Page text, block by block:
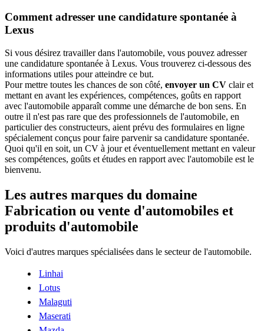
Comment adresser une candidature spontanée à
Lexus
Si vous désirez travailler dans l'automobile, vous pouvez adresser
une candidature spontanée à Lexus. Vous trouverez ci-dessous des
informations utiles pour atteindre ce but.
Pour mettre toutes les chances de son côté, envoyer un CV clair et
mettant en avant les expériences, compétences, goûts en rapport
avec l'automobile apparaît comme une démarche de bon sens. En
outre il n'est pas rare que des professionnels de l'automobile, en
particulier des constructeurs, aient prévu des formulaires en ligne
spécialement conçus pour faire parvenir sa candidature spontanée.
Quoi qu'il en soit, un CV à jour et éventuellement mettant en valeur
ses compétences, goûts et études en rapport avec l'automobile est le
bienvenu.
Les autres marques du domaine
Fabrication ou vente d'automobiles et
produits d'automobile
Voici d'autres marques spécialisées dans le secteur de l'automobile.
Linhai
Lotus
Malaguti
Maserati